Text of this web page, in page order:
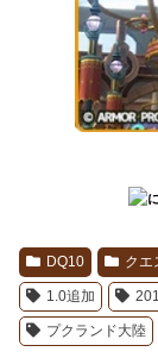
DQ10 クエ
1.0追加
プクランド大陸